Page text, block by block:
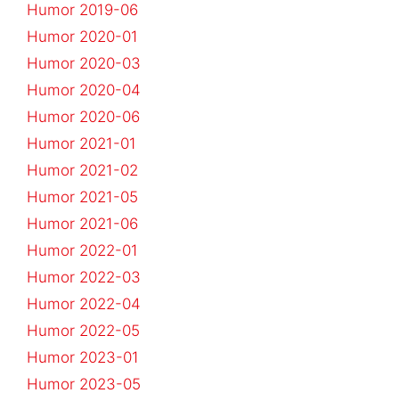
Humor 2019-06
Humor 2020-01
Humor 2020-03
Humor 2020-04
Humor 2020-06
Humor 2021-01
Humor 2021-02
Humor 2021-05
Humor 2021-06
Humor 2022-01
Humor 2022-03
Humor 2022-04
Humor 2022-05
Humor 2023-01
Humor 2023-05